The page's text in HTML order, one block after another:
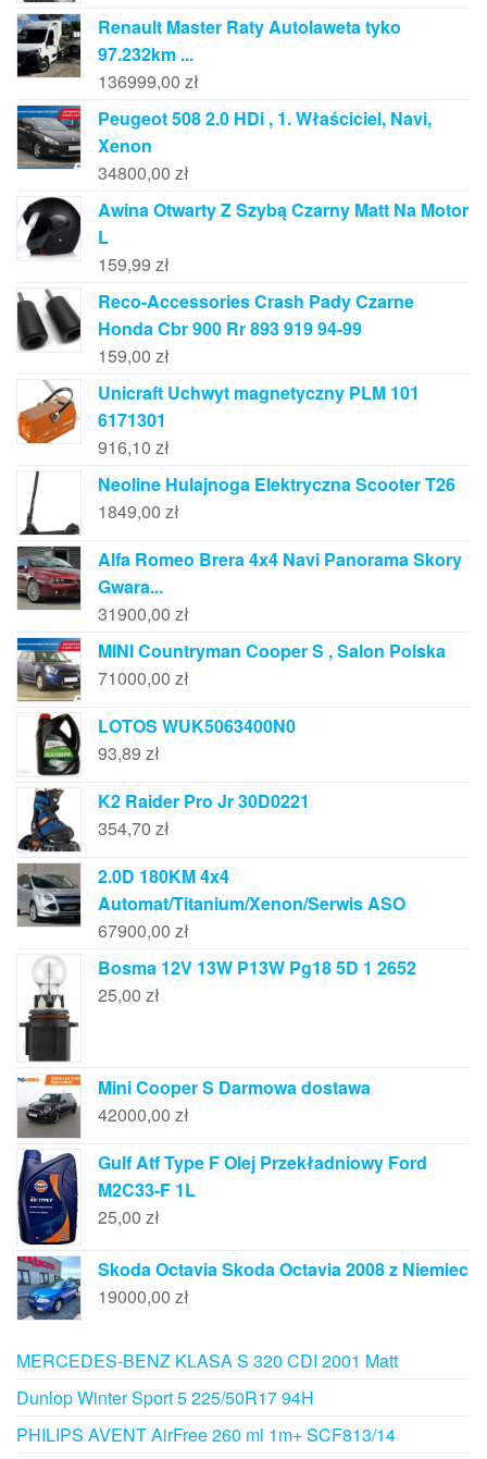
Renault Master Raty Autolaweta tyko
97.232km ...
136999,00 zł
Peugeot 508 2.0 HDi , 1. Właściciel, Navi,
Xenon
34800,00 zł
Awina Otwarty Z Szybą Czarny Matt Na Motor
L
159,99 zł
Reco-Accessories Crash Pady Czarne
Honda Cbr 900 Rr 893 919 94-99
159,00 zł
Unicraft Uchwyt magnetyczny PLM 101
6171301
916,10 zł
Neoline Hulajnoga Elektryczna Scooter T26
1849,00 zł
Alfa Romeo Brera 4x4 Navi Panorama Skory
Gwara...
31900,00 zł
MINI Countryman Cooper S , Salon Polska
71000,00 zł
LOTOS WUK5063400N0
93,89 zł
K2 Raider Pro Jr 30D0221
354,70 zł
2.0D 180KM 4x4
Automat/Titanium/Xenon/Serwis ASO
67900,00 zł
Bosma 12V 13W P13W Pg18 5D 1 2652
25,00 zł
Mini Cooper S Darmowa dostawa
42000,00 zł
Gulf Atf Type F Olej Przekładniowy Ford
M2C33-F 1L
25,00 zł
Skoda Octavia Skoda Octavia 2008 z Niemiec
19000,00 zł
MERCEDES-BENZ KLASA S 320 CDI 2001 Matt
Dunlop Winter Sport 5 225/50R17 94H
PHILIPS AVENT AirFree 260 ml 1m+ SCF813/14